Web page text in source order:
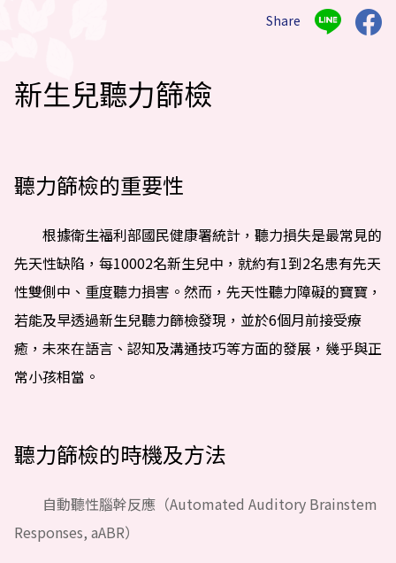
Share
新生兒聽力篩檢
聽力篩檢的重要性
根據衛生福利部國民健康署統計，聽力損失是最常見的
先天性缺陷，每10002名新生兒中，就約有1到2名患有先天
性雙側中、重度聽力損害。然而，先天性聽力障礙的寶寶，
若能及早透過新生兒聽力篩檢發現，並於6個月前接受療
癒，未來在語言、認知及溝通技巧等方面的發展，幾乎與正
常小孩相當。
聽力篩檢的時機及方法
自動聽性腦幹反應（Automated Auditory Brainstem
Responses, aABR）